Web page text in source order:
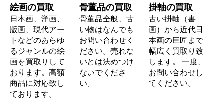
絵画の買取
日本画、洋画、
版画、現代アー
トなどのあらゆ
るジャンルの絵
画を買取りして
おります。高額
商品に対応致し
ております。
骨董品の買取
骨董品全般、古
い物はなんでも
お問い合わせく
ださい。売れな
いとは決めつけ
ないでくださ
い。
掛軸の買取
古い掛軸（書
画）から近代日
本画の巨匠まで
幅広く買取り致
します。 一度、
お問い合わせし
てください。